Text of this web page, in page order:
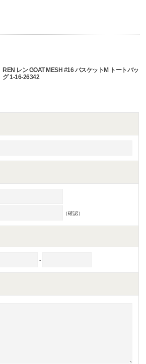
REN レン GOAT MESH #16 バスケットM トートバッ
グ 1-16-26342
（確認）
-